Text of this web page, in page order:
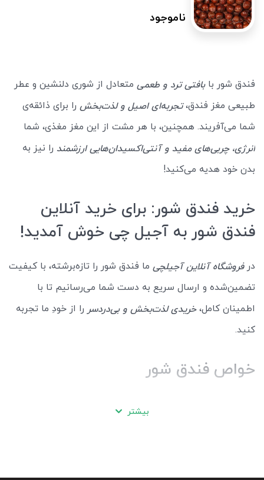
ناموجود
فندق شور بابافتی ترد و طعمی متعادل از شوری دلنشین و عطر
طبیعی مغز فندق،تجربه‌ای اصیل و لذت‌بخش را برای ذائقه‌ی
شما می‌آفریند. همچنین، با هر مشت از این مغز مغذی، شما
انرژی، چربی‌های مفید و آنتی‌اکسیدان‌هایی ارزشمند را نیز به
بدن خود هدیه می‌کنید!
خرید فندق شور: برای خرید آنلاین
فندق شور به آجیل چی خوش آمدید!
درفروشگاه آنلاین آجیلچی ما فندق شور را تازه‌برشته، با کیفیت
تضمین‌شده و ارسال سریع به دست شما می‌رسانیم تا با
اطمینان کامل،خریدی لذت‌بخش و بی‌دردسر را از خودِ ما تجربه
کنید.
خواص فندق شور
بیشتر